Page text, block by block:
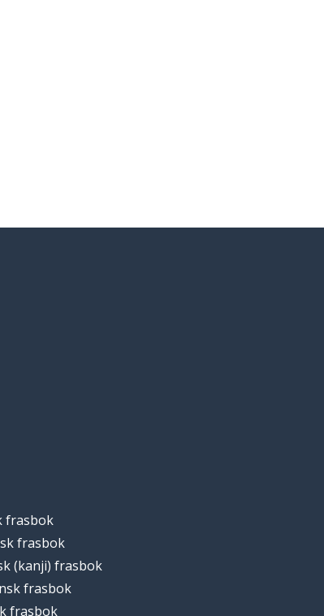
frasbok
frasbok
(kanji) frasbok
frasbok
frasbok